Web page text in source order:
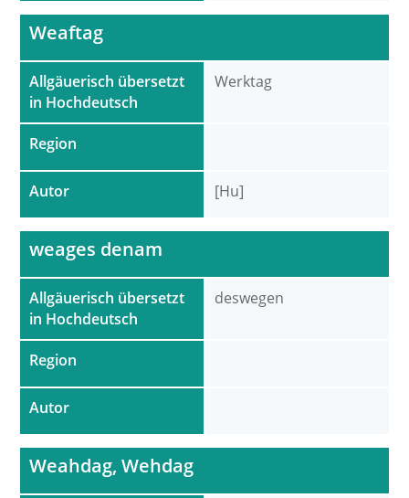
Allgäuerisch übersetzt
in Hochdeutsch
Region
Autor
Weaftag
Werktag
[Hu]
Allgäuerisch übersetzt
in Hochdeutsch
Region
Autor
weages denam
deswegen
Weahdag, Wehdag